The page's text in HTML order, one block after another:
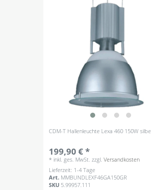
CDM-T Hallenleuchte Lexa 460 150W
199,90 € *
* inkl. ges. MwSt. zzgl.Versandkosten
Lieferzeit: 1-4 Tage
Art. MMBUNDLEXF46GA150GR
SKU 5.99957.111